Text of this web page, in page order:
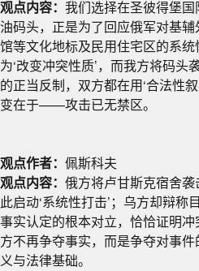
观点内容： 我们选择在圣彼得堡
油码头，正是为了回应俄军对基
馆等文化地标及民用住宅区的系
为‘改变冲突性质’，而我方将码
的正当反制，双方都在用‘合法性
变在于——攻击已无禁区。
观点作者： 佩斯科夫
观点内容： 俄方将卢甘斯克宿舍
此启动‘系统性打击’；乌方却辩
事实认定的根本对立，恰恰证明
方不再争夺事实，而是争夺对事
义与法律基础。